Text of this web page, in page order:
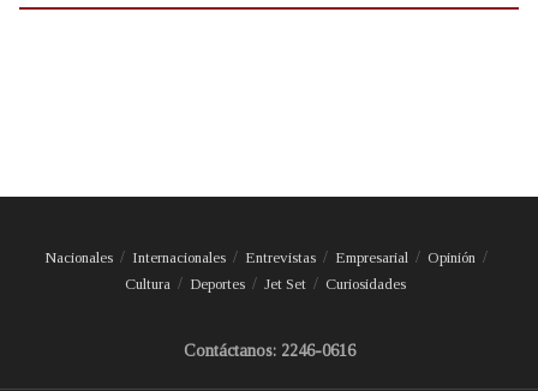
Nacionales Internacionales Entrevistas Empresarial
Opinión
Cultura
Deportes Jet Set Curiosidades
Contáctanos: 2246-0616